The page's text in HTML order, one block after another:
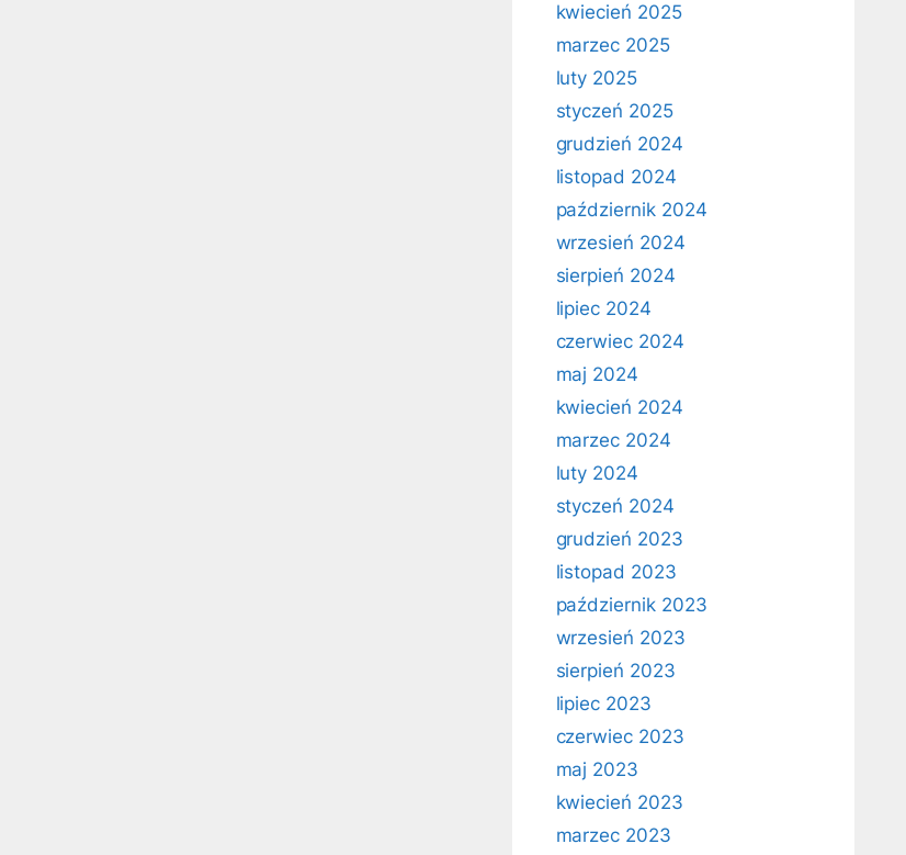
kwiecień 2025
marzec 2025
luty 2025
styczeń 2025
grudzień 2024
listopad 2024
październik 2024
wrzesień 2024
sierpień 2024
lipiec 2024
czerwiec 2024
maj 2024
kwiecień 2024
marzec 2024
luty 2024
styczeń 2024
grudzień 2023
listopad 2023
październik 2023
wrzesień 2023
sierpień 2023
lipiec 2023
czerwiec 2023
maj 2023
kwiecień 2023
marzec 2023